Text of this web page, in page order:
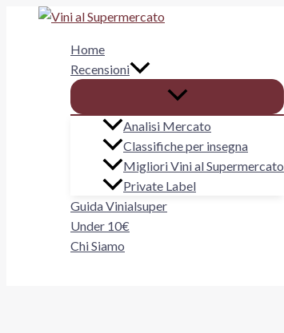
Home
Recensioni
Analisi Mercato
Classifiche per insegna
Migliori Vini al Supermercato
Private Label
Guida Vinialsuper
Under 10€
Chi Siamo